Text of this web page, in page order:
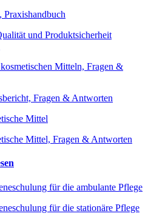
und Produktsicherheit
Mitteln, Fragen &
Fragen & Antworten
Mittel
Mittel, Fragen & Antworten
für die ambulante Pflege
für die stationäre Pflege